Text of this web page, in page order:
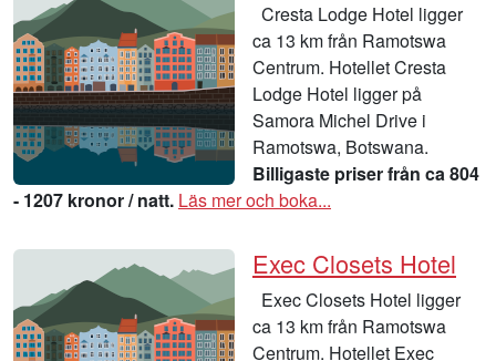
Cresta Lodge Hotel ligger
ca 13 km från Ramotswa
Centrum. Hotellet Cresta
Lodge Hotel ligger på
Samora Michel Drive i
Ramotswa, Botswana.
Billigaste priser från ca 804
- 1207 kronor / natt. Läs mer och boka...
Exec Closets Hotel
Exec Closets Hotel ligger
ca 13 km från Ramotswa
Centrum. Hotellet Exec